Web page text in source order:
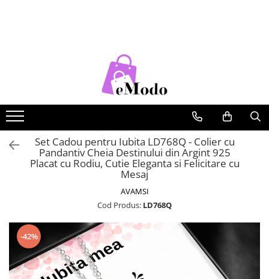
CADOU MAMĂ
CADOU FIICĂ
RUCSACURI DAMA
CURELE DAMA
OCHELARI DE SOARE DAMA
BRATARI DAMA
PORTOFELE BARBATI
RUCSACURI BARBATI
OCHELARI DE SOARE BARBATI
BRATARI BARBATI
Set Cadou pentru Iubita LD768Q - Colier cu
Pandantiv Cheia Destinului din Argint 925
Placat cu Rodiu, Cutie Eleganta si Felicitare cu
Mesaj
AVAMSI
Cod Produs: LD768Q
-42%